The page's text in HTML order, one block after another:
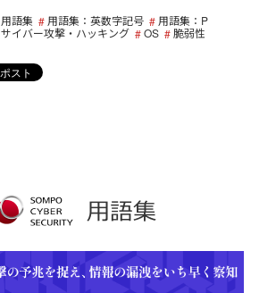
用語集 用語集：英数字記号
用語集：P
サイバー攻撃・ハッキング
OS 脆弱性